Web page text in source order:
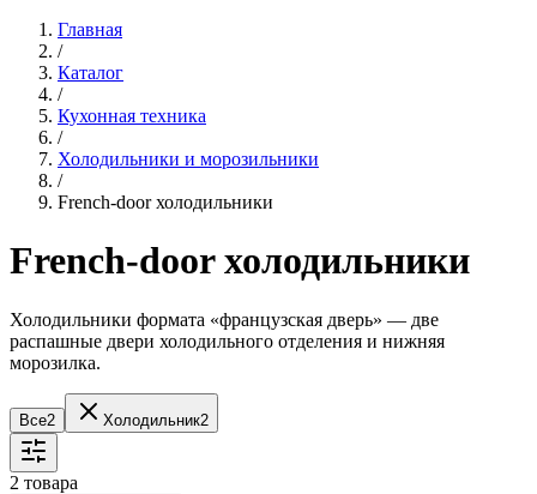
Главная
/
Каталог
/
Кухонная техника
/
Холодильники и морозильники
/
French-door холодильники
French-door холодильники
Холодильники формата «французская дверь» — две
распашные двери холодильного отделения и нижняя
морозилка.
Все2 Холодильник2
2 товара